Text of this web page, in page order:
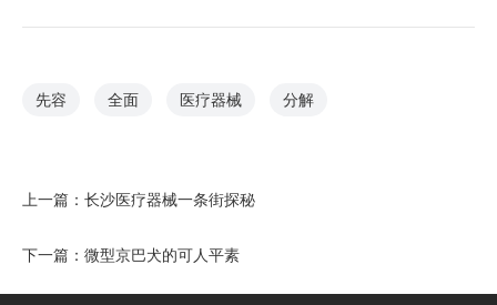
先容 全面 医疗器械 分解
上一篇： 长沙医疗器械一条街探秘
下一篇： 微型京巴犬的可人平素